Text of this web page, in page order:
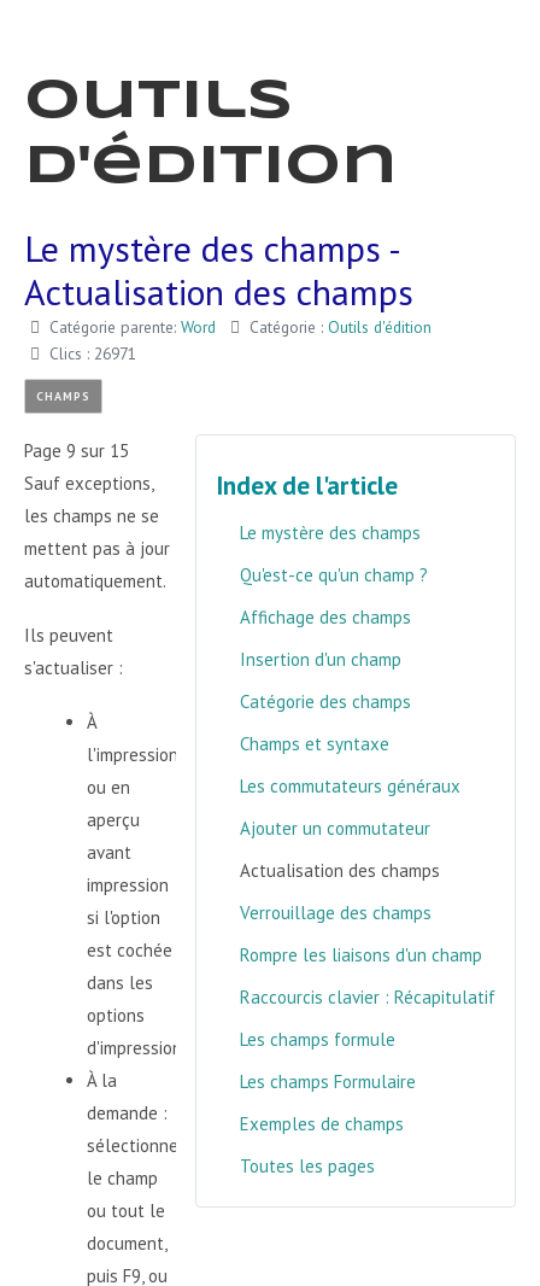
Outils
d'édition
Le mystère des champs -
Actualisation des champs
Catégorie parente: Word Catégorie : Outils d'édition
Clics : 26971
CHAMPS
Index de l'article
Le mystère des champs
Qu'est-ce qu'un champ ?
Affichage des champs
Insertion d'un champ
Catégorie des champs
Champs et syntaxe
Les commutateurs généraux
Ajouter un commutateur
Actualisation des champs
Verrouillage des champs
Rompre les liaisons d'un champ
Raccourcis clavier : Récapitulatif
Les champs formule
Les champs Formulaire
Exemples de champs
Toutes les pages
Page 9 sur 15
Sauf exceptions,
les champs ne se
mettent pas à jour
automatiquement.
Ils peuvent
s'actualiser :
À
l'impression
ou en
aperçu
avant
impression
si l'option
est cochée
dans les
options
d'impression.
À la
demande :
sélectionnez
le champ
ou tout le
document,
puis F9, ou